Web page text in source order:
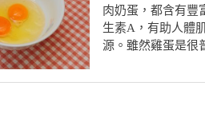
肉奶蛋，都含有豐
生素A，有助人體
源。雖然雞蛋是很